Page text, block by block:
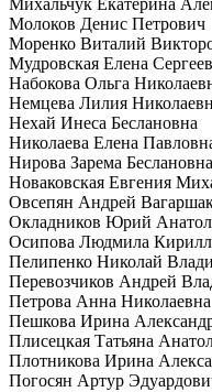
Михальчук Екатерина
Молоков Денис Петрович
Моренко Виталий
Мудровская Елена
Набокова Ольга
Немцева Лилия
Нехай Инеса Беслановна
Николаева Елена
Нирова Зарема Беслановна
Новаковская Евгения
Овсепян Андрей
Окладников Юрий
Осипова Людмила
Пелипенко Николай
Перевозчиков Андрей
Петрова Анна Николаевна
Пешкова Ирина
Плисецкая Татьяна
Плотникова Ирина
Погосян Артур